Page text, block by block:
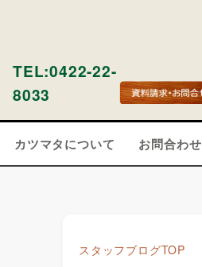
TEL:0422-22-
8033
カツマタについて お問合わせ
スタッフブログTOP